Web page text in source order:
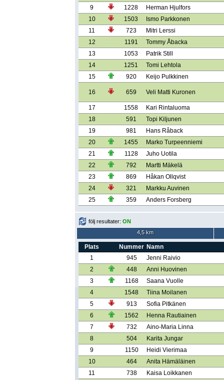
9
1228
Herman Hjulfors
10
1503
Ismo Parkkonen
11
723
Mitri Lerssi
12
1191
Tommy Åbacka
13
1053
Patrik Still
14
1251
Tomi Lehtola
15
920 Keijo Pulkkinen
16 659 Veli Matti Kuronen
17 1558
Kari Rintaluoma
18
591
Topi Kiljunen
19
981
Hans Råback
20
1455
Marko Turpeenniemi
21
1128
Juho Uotila
22
792
Martti Mäkelä
23
869
Håkan Ollqvist
24
321
Markku Auvinen
25
359 Anders Forsberg
följ resultater: ON
4,5 km
Plats Nummer Namn
1
945
Jenni Raivio
2
448
Anni Huovinen
3
1168
Saana Vuolle
4
1548
Tiina Moilanen
5
913
Sofia Pitkänen
6
1562
Henna Rautiainen
7
732
Aino-Maria Linna
8
504
Karita Jungar
9
1150
Heidi Vierimaa
10
464
Anita Hämäläinen
11
738 Kaisa Loikkanen